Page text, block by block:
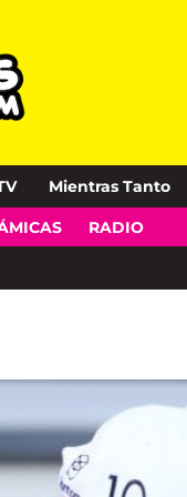
Mientras Tanto
RADIO